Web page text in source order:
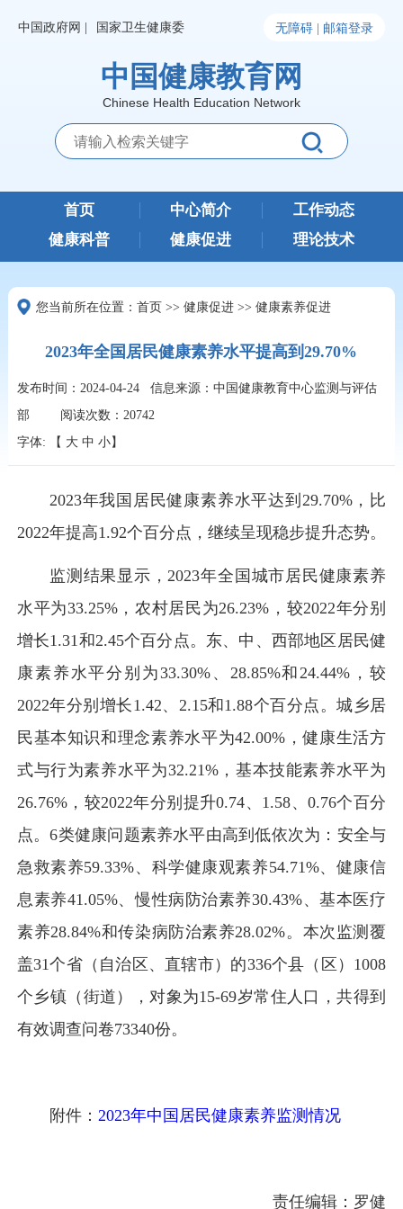
中国政府网 | 国家卫生健康委 无障碍 | 邮箱登录
中国健康教育网
Chinese Health Education Network
首页 中心简介
工作动态
健康科普
健康促进 理论技术
您当前所在位置： 首页 >> 健康促进>> 健康素养促进
2023年全国居民健康素养水平提高到29.70%
发布时间：2024-04-24
信息来源：中国健康教育中心监测与评估
部
阅读次数： 20742
字体: 【 大 中 小】
2023年我国居民健康素养水平达到29.70%，比
2022年提高1.92个百分点，继续呈现稳步提升态势。
监测结果显示，2023年全国城市居民健康素养
水平为33.25%，农村居民为26.23%，较2022年分别
增长1.31和2.45个百分点。东、中、西部地区居民健
康素养水平分别为33.30%、28.85%和24.44%，较
2022年分别增长1.42、2.15和1.88个百分点。城乡居
民基本知识和理念素养水平为42.00%，健康生活方
式与行为素养水平为32.21%，基本技能素养水平为
26.76%，较2022年分别提升0.74、1.58、0.76个百分
点。6类健康问题素养水平由高到低依次为：安全与
急救素养59.33%、科学健康观素养54.71%、健康信
息素养41.05%、慢性病防治素养30.43%、基本医疗
素养28.84%和传染病防治素养28.02%。本次监测覆
盖31个省（自治区、直辖市）的336个县（区）1008
个乡镇（街道），对象为15-69岁常住人口，共得到
有效调查问卷73340份。
附件： 2023年中国居民健康素养监测情况
责任编辑：罗健